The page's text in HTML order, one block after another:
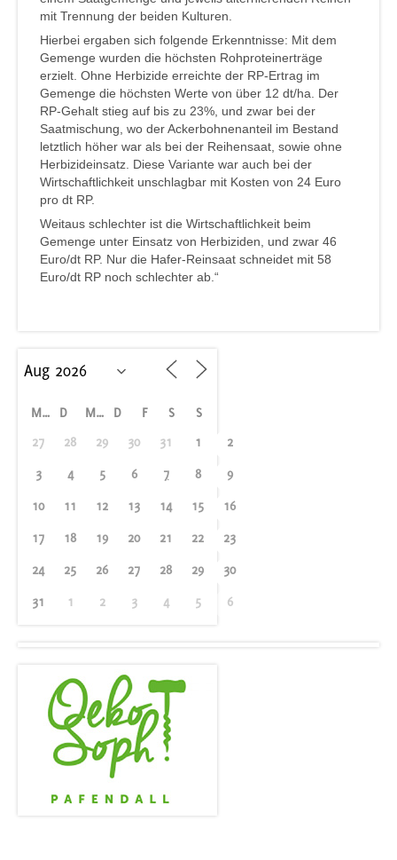
mit Trennung der beiden Kulturen.
Hierbei ergaben sich folgende Erkenntnisse: Mit dem
Gemenge wurden die höchsten Rohproteinerträge
erzielt. Ohne Herbizide erreichte der RP-Ertrag im
Gemenge die höchsten Werte von über 12 dt/ha. Der
RP-Gehalt stieg auf bis zu 23%, und zwar bei der
Saatmischung, wo der Ackerbohnenanteil im Bestand
letztlich höher war als bei der Reihensaat, sowie ohne
Herbizideinsatz. Diese Variante war auch bei der
Wirtschaftlichkeit unschlagbar mit Kosten von 24 Euro
pro dt RP.
Weitaus schlechter ist die Wirtschaftlichkeit beim
Gemenge unter Einsatz von Herbiziden, und zwar 46
Euro/dt RP. Nur die Hafer-Reinsaat schneidet mit 58
Euro/dt RP noch schlechter ab.“
M D M D F S
S
27
28 29 30 31 1 2
3 4 5 6 7 8 9
10 11 12 13 14 15 16
17 18 19 20 21 22 23
24 25 26 27 28 29 30
31 1 2 3 4 5 6